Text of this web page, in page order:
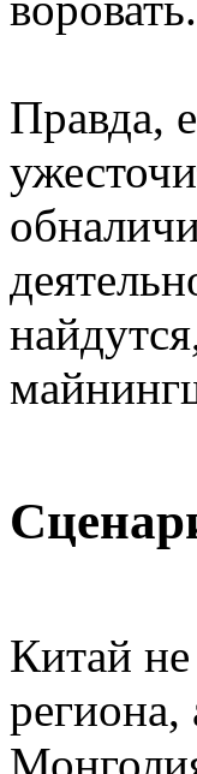
Правда,
Китай не